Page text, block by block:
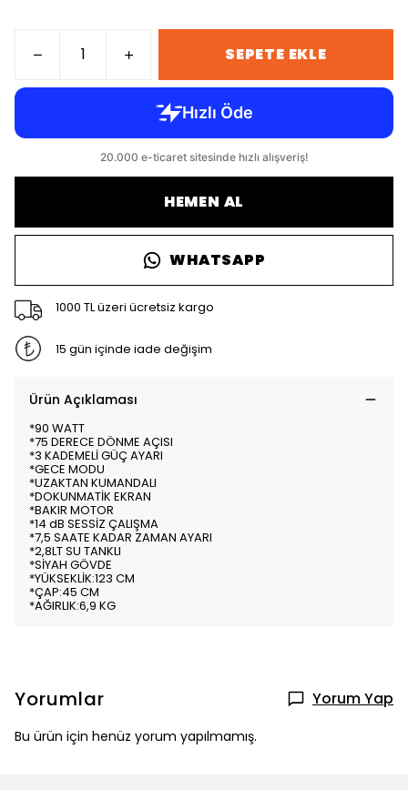
SEPETE EKLE
HEMEN AL
WHATSAPP
1000 TL üzeri ücretsiz kargo
15 gün içinde iade değişim
Ürün Açıklaması
*90 WATT
*75 DERECE DÖNME AÇISI
*3 KADEMELİ GÜÇ AYARI
*GECE MODU
*UZAKTAN KUMANDALI
*DOKUNMATİK EKRAN
*BAKIR MOTOR
*14 dB SESSİZ ÇALIŞMA
*7,5 SAATE KADAR ZAMAN AYARI
*2,8LT SU TANKLI
*SİYAH GÖVDE
*YÜKSEKLİK:123 CM
*ÇAP:45 CM
*AĞIRLIK:6,9 KG
Yorumlar Yorum Yap
Bu ürün için henüz yorum yapılmamış.